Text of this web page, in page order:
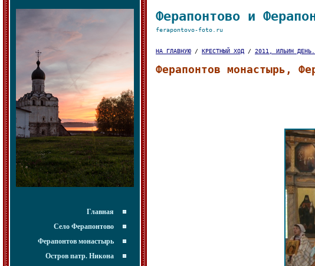
Главная
Село Ферапонтово
Ферапонтов монастырь
Остров патр. Никона
Ферапонтово и
ferapontovo-foto.ru
НА ГЛАВНУЮ / КРЕСТНЫЙ ХОД / 2011, ИЛЬИН ДЕНЬ.
Ферапонтов монастырь,